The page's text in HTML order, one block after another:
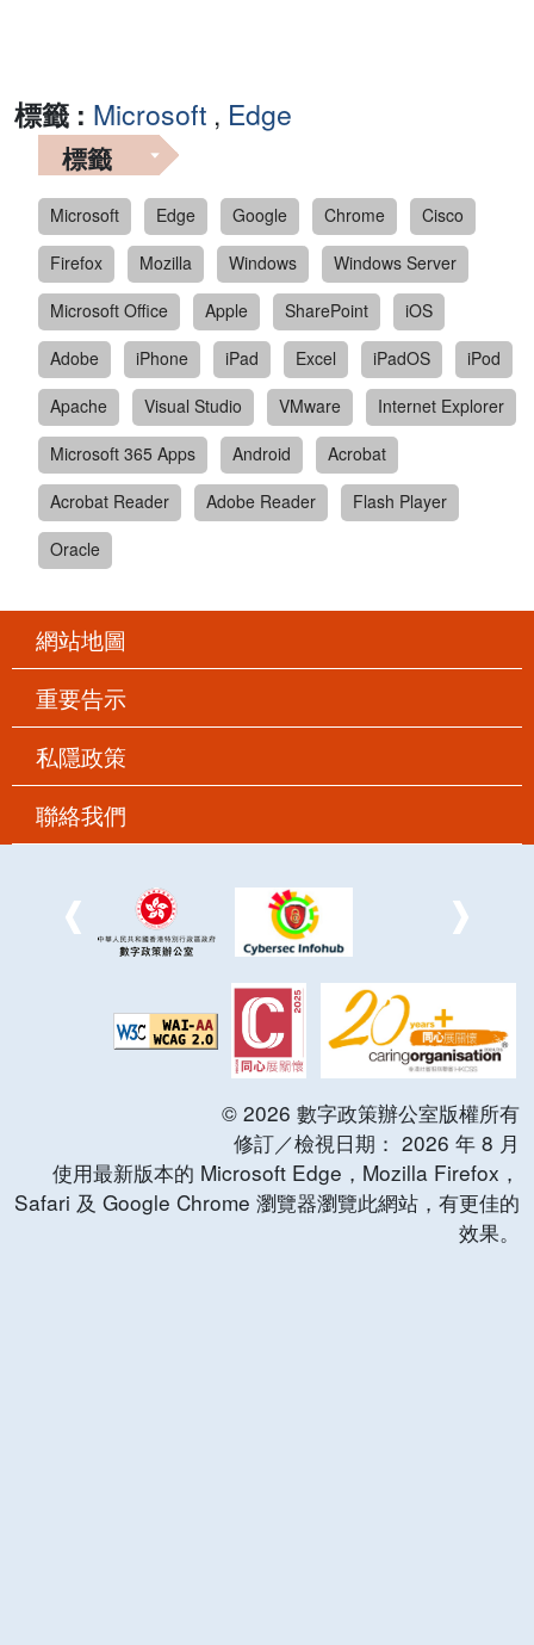
標籤 : Microsoft , Edge
標籤
Microsoft Edge Google Chrome
Cisco
Firefox
Mozilla Windows
Windows Server
Microsoft Office
Apple SharePoint
iOS
Adobe
iPhone iPad Excel iPadOS
iPod
Apache
Visual Studio VMware
Internet Explorer
Microsoft 365 Apps
Android
Acrobat
Acrobat Reader
Adobe Reader
Flash Player
Oracle
網站地圖
重要告示
私隱政策
聯絡我們
© 2026 數字政策辦公室版權所有
修訂／檢視日期： 2026 年 8 月
使用最新版本的 Microsoft Edge，Mozilla Firefox，
Safari 及 Google Chrome 瀏覽器瀏覽此網站，有更佳的
效果。